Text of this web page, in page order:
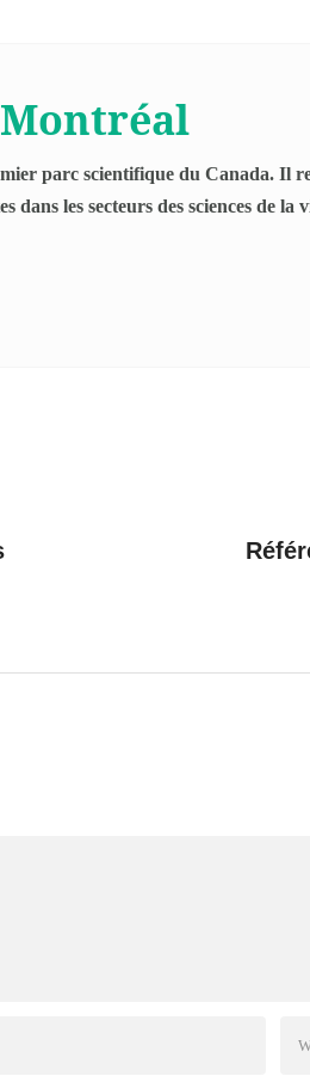
parc scientifique du Canada. Il
dans les secteurs des sciences de la